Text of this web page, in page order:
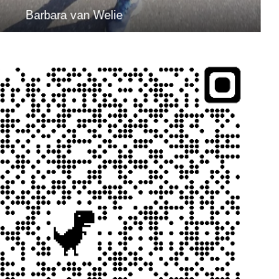
Barbara van Welie